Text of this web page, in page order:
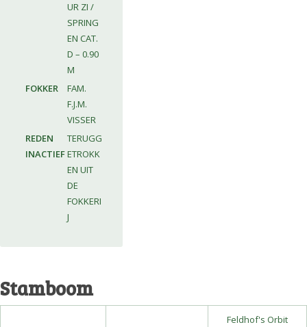
UR ZI /
SPRING
EN CAT.
D – 0.90
M
FOKKER
FAM.
F.J.M.
VISSER
REDEN
INACTIEF
TERUGG
ETROKK
EN UIT
DE
FOKKERI
J
Stamboom
Feldhof's Orbit